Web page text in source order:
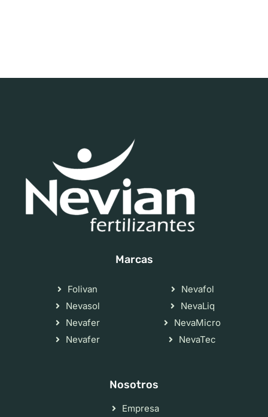
Marcas
Folivan
Nevasol
Nevafer
Nevafer
Nevafol
NevaLiq
NevaMicro
NevaTec
Nosotros
Empresa